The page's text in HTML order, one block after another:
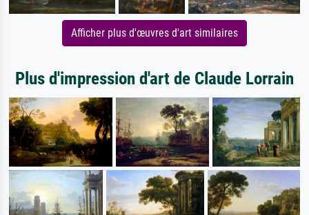
Afficher plus d'œuvres d'art similaires
Plus d'impression d'art de Claude Lorrain